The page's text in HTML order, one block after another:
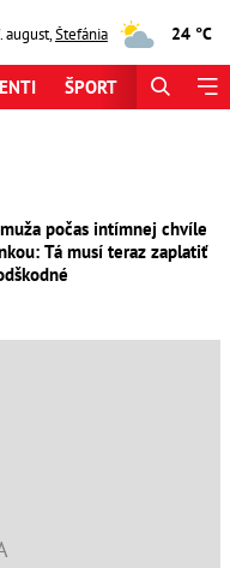
august,Štefánia 24 °C
ŠPORT
počas intímnej chvíle
Tá musí teraz zaplatiť